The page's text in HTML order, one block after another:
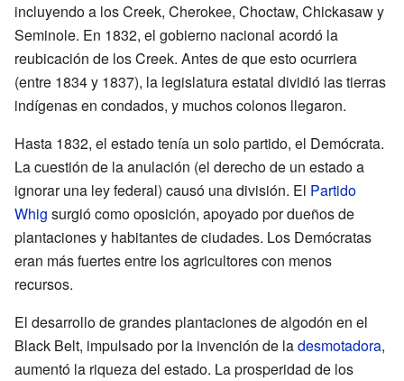
incluyendo a los Creek, Cherokee, Choctaw, Chickasaw y
Seminole. En 1832, el gobierno nacional acordó la
reubicación de los Creek. Antes de que esto ocurriera
(entre 1834 y 1837), la legislatura estatal dividió las tierras
indígenas en condados, y muchos colonos llegaron.
Hasta 1832, el estado tenía un solo partido, el Demócrata.
La cuestión de la anulación (el derecho de un estado a
ignorar una ley federal) causó una división. El Partido
Whig surgió como oposición, apoyado por dueños de
plantaciones y habitantes de ciudades. Los Demócratas
eran más fuertes entre los agricultores con menos
recursos.
El desarrollo de grandes plantaciones de algodón en el
Black Belt, impulsado por la invención de ladesmotadora,
aumentó la riqueza del estado. La prosperidad de los